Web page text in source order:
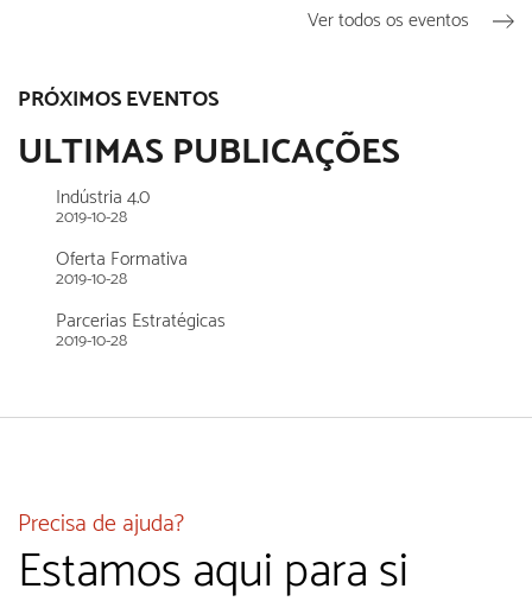
Ver todos os eventos
PRÓXIMOS EVENTOS
ULTIMAS PUBLICAÇÕES
Indústria 4.0
2019-10-28
Oferta Formativa
2019-10-28
Parcerias Estratégicas
2019-10-28
Precisa de ajuda?
Estamos aqui para si